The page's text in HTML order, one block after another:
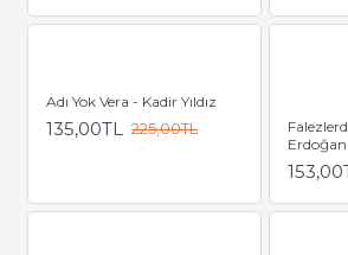
Adı Yok Vera - Kadir Yıldız
135,00TL 225,00TL
Erdoğan